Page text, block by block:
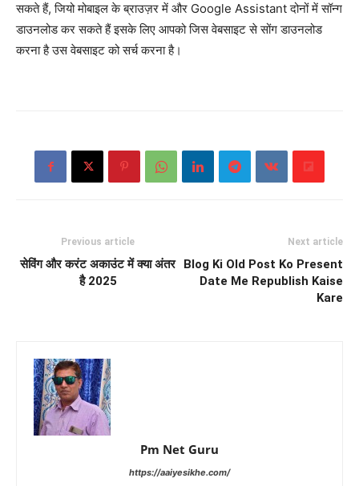
सकते हैं, जियो मोबाइल के ब्राउज़र में और Google Assistant दोनों में सॉन्ग
डाउनलोड कर सकते हैं इसके लिए आपको जिस वेबसाइट से सोंग डाउनलोड
करना है उस वेबसाइट को सर्च करना है।
Previous article
सेविंग और करंट अकाउंट में क्या अंतर
है 2025
Next article
Blog Ki Old Post Ko Present
Date Me Republish Kaise
Kare
Pm Net Guru
https://aaiyesikhe.com/